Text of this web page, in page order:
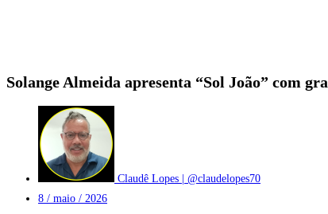
Solange Almeida apresenta “Sol João” com
Claudê Lopes | @claudelopes70
8 / maio / 2026